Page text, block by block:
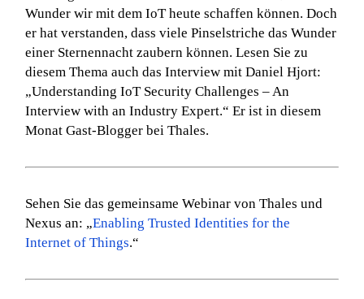
Wunder wir mit dem IoT heute schaffen können. Doch
er hat verstanden, dass viele Pinselstriche das Wunder
einer Sternennacht zaubern können. Lesen Sie zu
diesem Thema auch das Interview mit Daniel Hjort:
„Understanding IoT Security Challenges – An
Interview with an Industry Expert.“ Er ist in diesem
Monat Gast-Blogger bei Thales.
Sehen Sie das gemeinsame Webinar von Thales und
Nexus an: „Enabling Trusted Identities for the
Internet of Things.“